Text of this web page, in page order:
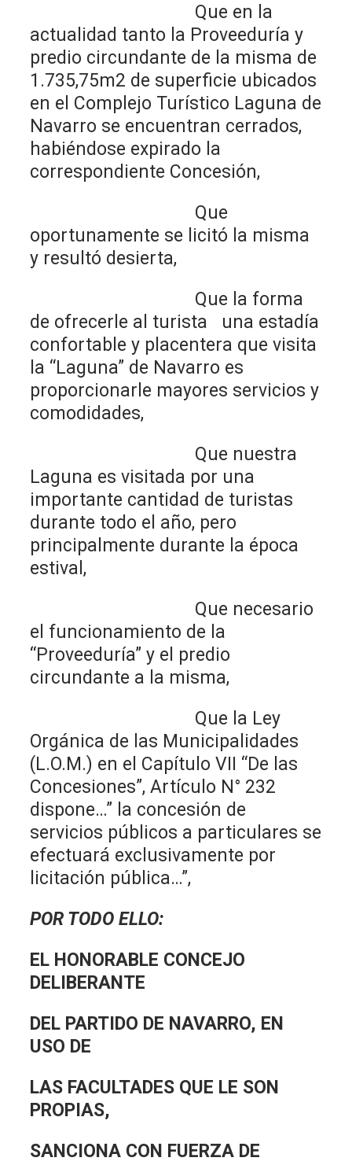
Que en la
actualidad tanto la Proveeduría y
predio circundante de la misma de
1.735,75m2 de superficie ubicados
en el Complejo Turístico Laguna de
Navarro se encuentran cerrados,
habiéndose expirado la
correspondiente Concesión,
Que
oportunamente se licitó la misma
y resultó desierta,
Que la forma
de ofrecerle al turista una estadía
confortable y placentera que visita
la “Laguna” de Navarro es
proporcionarle mayores servicios y
comodidades,
Que nuestra
Laguna es visitada por una
importante cantidad de turistas
durante todo el año, pero
principalmente durante la época
estival,
Que necesario
el funcionamiento de la
“Proveeduría” y el predio
circundante a la misma,
Que la Ley
Orgánica de las Municipalidades
(L.O.M.) en el Capítulo VII “De las
Concesiones”, Artículo N° 232
dispone…” la concesión de
servicios públicos a particulares se
efectuará exclusivamente por
licitación pública…”,
POR TODO ELLO:
EL HONORABLE CONCEJO
DELIBERANTE
DEL PARTIDO DE NAVARRO, EN
USO DE
LAS FACULTADES QUE LE SON
PROPIAS,
SANCIONA CON FUERZA DE